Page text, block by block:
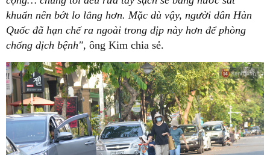
khuẩn nên bớt lo lắng hơn. Mặc dù vậy, người dân Hàn
Quốc đã hạn chế ra ngoài trong dịp này hơn để phòng
chống dịch bệnh", ông Kim chia sẻ.